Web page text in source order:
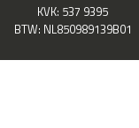
KVK: 537 9395
BTW: NL850989139B01